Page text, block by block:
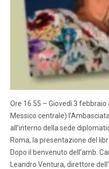
Ore 16.55 – Giovedì 3 febbraio
Messico centrale)
all’interno della sede
Roma, la presentazione del
Dopo il benvenuto dell’amb.
Leandro Ventura, direttore